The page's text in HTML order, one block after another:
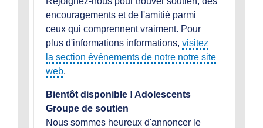
encouragements et de l'amitié parmi
ceux qui comprennent vraiment. Pour
plus d'informations informations, visitez
la section événements de notre notre site
web.
Bientôt disponible ! Adolescents
Groupe de soutien
Nous sommes heureux d'annoncer le